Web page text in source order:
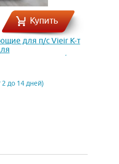
Купить
для п/с Vieir К-т
вн.-вн.1/2 х
до 14 дней)